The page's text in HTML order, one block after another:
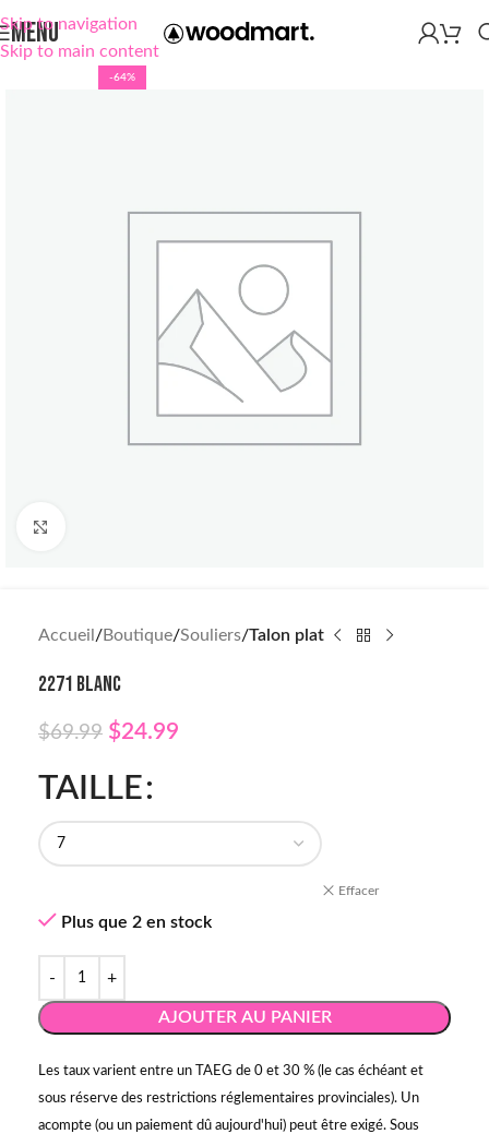
Skip to navigation
Skip to main content
MENU
-64%
Accueil Boutique Souliers Talon plat
2271 BLANC
$69.99 $24.99
TAILLE
Effacer
Plus que 2 en stock
AJOUTER AU PANIER
Les taux varient entre un TAEG de 0 et 30 % (le cas échéant et
sous réserve des restrictions réglementaires provinciales). Un
acompte (ou un paiement dû aujourd'hui) peut être exigé. Sous